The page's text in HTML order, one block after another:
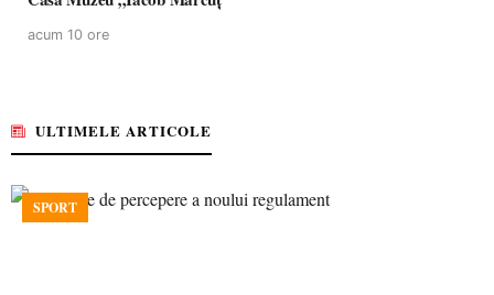
acum 10 ore
ULTIMELE ARTICOLE
SPORT